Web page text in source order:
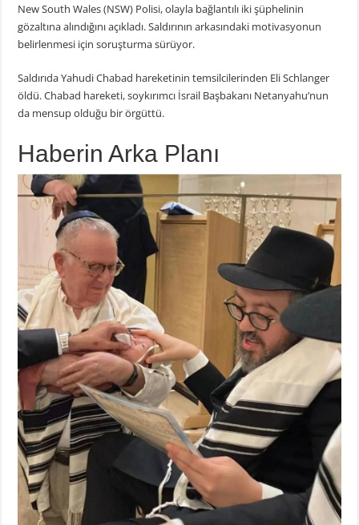
New South Wales (NSW) Polisi, olayla bağlantılı iki şüphelinin
gözaltına alındığını açıkladı. Saldırının arkasındaki motivasyonun
belirlenmesi için soruşturma sürüyor.
Saldırıda Yahudi Chabad hareketinin temsilcilerinden Eli Schlanger
öldü. Chabad hareketi, soykırımcı İsrail Başbakanı Netanyahu’nun
da mensup olduğu bir örgüttü.
Haberin Arka Planı